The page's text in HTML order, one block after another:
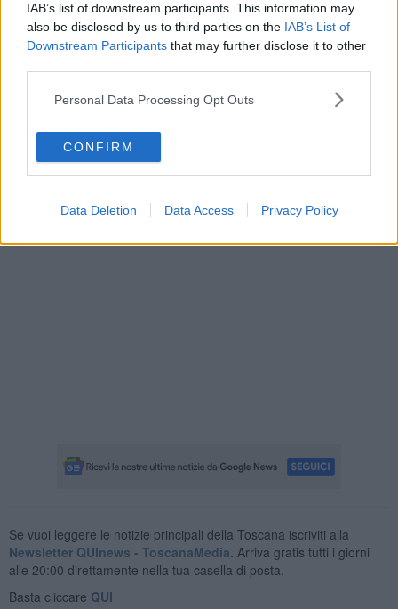
IAB’s list of downstream participants. This information may
also be disclosed by us to third parties on the IAB’s List of
Downstream Participants that may further disclose it to other
Personal Data Processing Opt Outs
CONFIRM
Data Deletion Data Access Privacy Policy
Se vuoi leggere le notizie principali della Toscana iscriviti alla
Newsletter QUInews - ToscanaMedia. Arriva gratis tutti i giorni
alle 20:00 direttamente nella tua casella di posta.
Basta cliccare QUI